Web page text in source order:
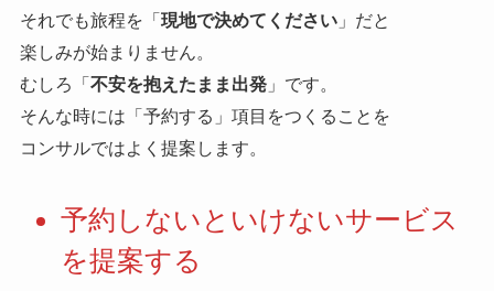
それでも旅程を「現地で決めてください」だと
楽しみが始まりません。
むしろ「不安を抱えたまま出発」です。
そんな時には「予約する」項目をつくることを
コンサルではよく提案します。
予約しないといけないサービス
を提案する